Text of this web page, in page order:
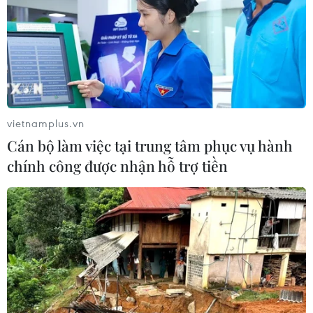
05/08/2026 07:15
Nhận định Philippines vs
Thái Lan: Madam Pang treo thưởng
tiền tỷ, "Voi chiến" quyết thắng
04/08/2026 09:19
Đội tuyển Việt Nam nhận
thưởng 2 tỷ đồng sau thắng lợi trước
Indonesia
04/08/2026 04:16
Tuyển thủ Indonesia cúi đầu thành
khẩn xin lỗi người hâm mộ xứ vạn
đảo
vietnamplus.vn
Cán bộ làm việc tại trung tâm phục vụ hành
chính công được nhận hỗ trợ tiền